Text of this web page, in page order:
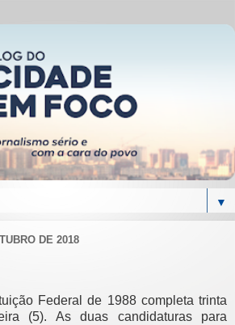
▼
DE 2018
Federal de 1988 completa trinta
(5). As duas candidaturas para